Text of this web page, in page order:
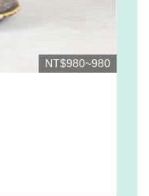
NT$980~980